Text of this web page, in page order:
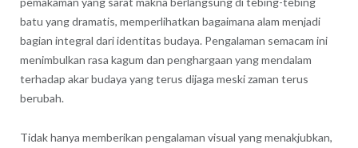
batu yang dramatis, memperlihatkan bagaimana alam menjadi
bagian integral dari identitas budaya. Pengalaman semacam ini
menimbulkan rasa kagum dan penghargaan yang mendalam
terhadap akar budaya yang terus dijaga meski zaman terus
berubah.
Tidak hanya memberikan pengalaman visual yang menakjubkan,